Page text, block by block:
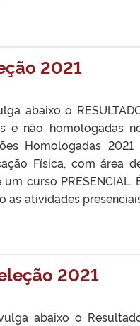
2021
abaixo o
e não homologadas
Homologadas 2021
Física, com área
curso PRESENCIAL.
as atividades
2021
abaixo o